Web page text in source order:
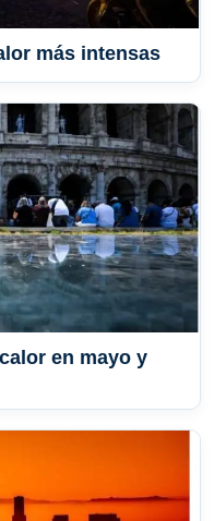
más intensas
en mayo y